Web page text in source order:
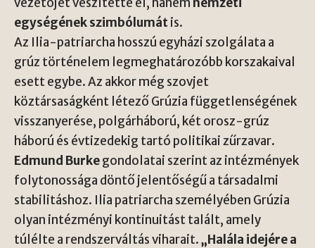
egységének szimbólumátis.
Az Ilia-patriarcha hosszú egyházi szolgálata a
grúz történelem legmeghatározóbb korszakaival
esett egybe. Az akkor még szovjet
köztársaságként létező Grúzia függetlenségének
visszanyerése, polgárháború, két orosz-grúz
háború és évtizedekig tartó politikai zűrzavar.
Edmund Burkegondolatai szerint az intézmények
folytonossága döntő jelentőségű a társadalmi
stabilitáshoz. Ilia patriarcha személyében Grúzia
olyan intézményi kontinuitást talált, amely
túlélte a rendszerváltás viharait.„Halála idejére a